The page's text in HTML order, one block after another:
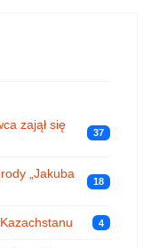
zajął się
37
„Jakuba
18
4